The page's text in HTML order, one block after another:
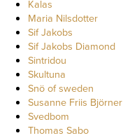
Kalas
Maria Nilsdotter
Sif Jakobs
Sif Jakobs Diamond
Sintridou
Skultuna
Snö of sweden
Susanne Friis Björner
Svedbom
Thomas Sabo